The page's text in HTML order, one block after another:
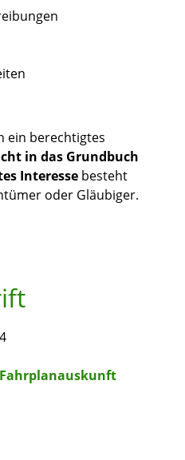
ein berechtigtes
in das Grundbuch
Interesse besteht
oder Gläubiger.